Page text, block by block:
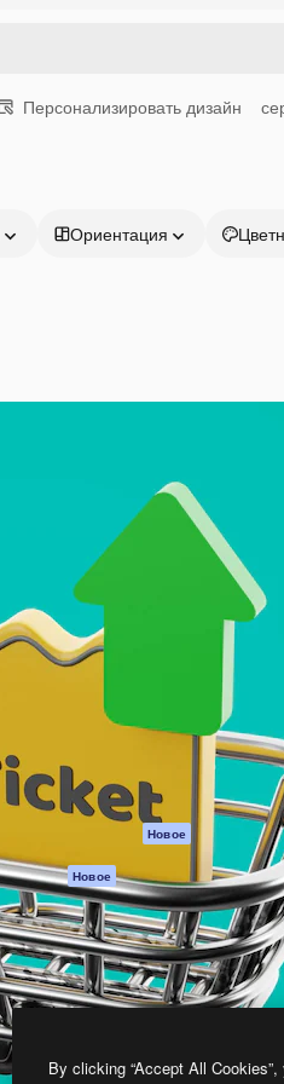
Персонализировать дизайн
Ориентация
ИИ-помощник
Генератор
изображений ИИ
Генератор голоса
на основе ИИ
Стоковый контент
MCP для
Новое
Агенты Новое
API
Мобильное
приложение
Все инструменты
Magnific
Начать
Academy
Пакету ИИ
Служба
поддержки
Условия и
Политика
cookie
Центр
Партнеры
By clicking “Accept All